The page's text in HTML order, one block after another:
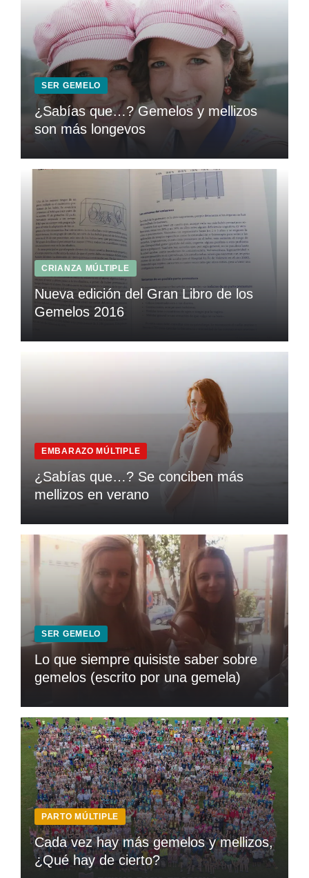
SER GEMELO
¿Sabías que…? Gemelos y mellizos
son más longevos
CRIANZA MÚLTIPLE
Nueva edición del Gran Libro de los
Gemelos 2016
EMBARAZO MÚLTIPLE
¿Sabías que…? Se conciben más
mellizos en verano
SER GEMELO
Lo que siempre quisiste saber sobre
gemelos (escrito por una gemela)
PARTO MÚLTIPLE
Cada vez hay más gemelos y mellizos,
¿Qué hay de cierto?